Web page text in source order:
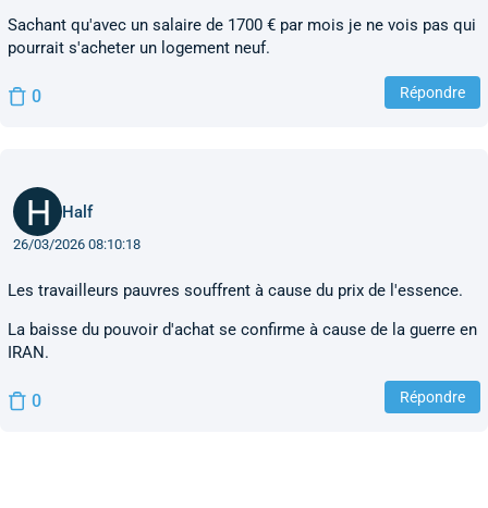
Sachant qu'avec un salaire de 1700 € par mois je ne vois pas qui
pourrait s'acheter un logement neuf.
0 Répondre
Half
26/03/2026 08:10:18
Les travailleurs pauvres souffrent à cause du prix de l'essence.
La baisse du pouvoir d'achat se confirme à cause de la guerre en
IRAN.
0 Répondre